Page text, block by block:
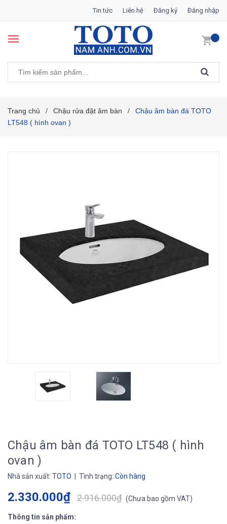
Tin tức Liên hệ Đăng ký Đăng nhập
Trang chủ / Chậu rửa đặt âm bàn /
Chậu âm bàn đá TOTO
LT548 ( hình ovan )
Chậu âm bàn đá TOTO LT548 ( hình
ovan )
Nhà sản xuất: TOTO | Tình trạng: Còn hàng
2.330.000₫ 2.916.000₫ (Chưa bao gồm VAT)
Thông tin sản phẩm: